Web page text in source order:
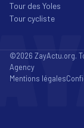
Tour des Yoles
Tour cycliste
©2026 ZayActu.org.
Agency
Mentions légales